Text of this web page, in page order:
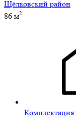
86 м2
Комплектация: